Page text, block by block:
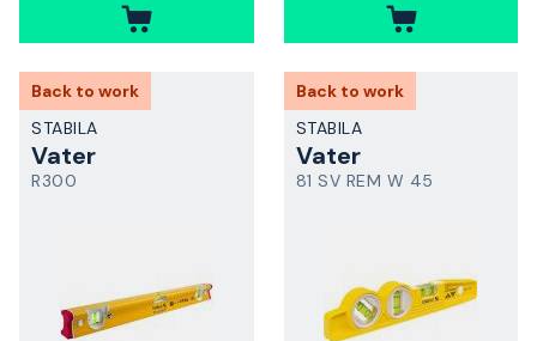
Back to work
STABILA
Vater
R300
Back to work
STABILA
Vater
81 SV REM W 45